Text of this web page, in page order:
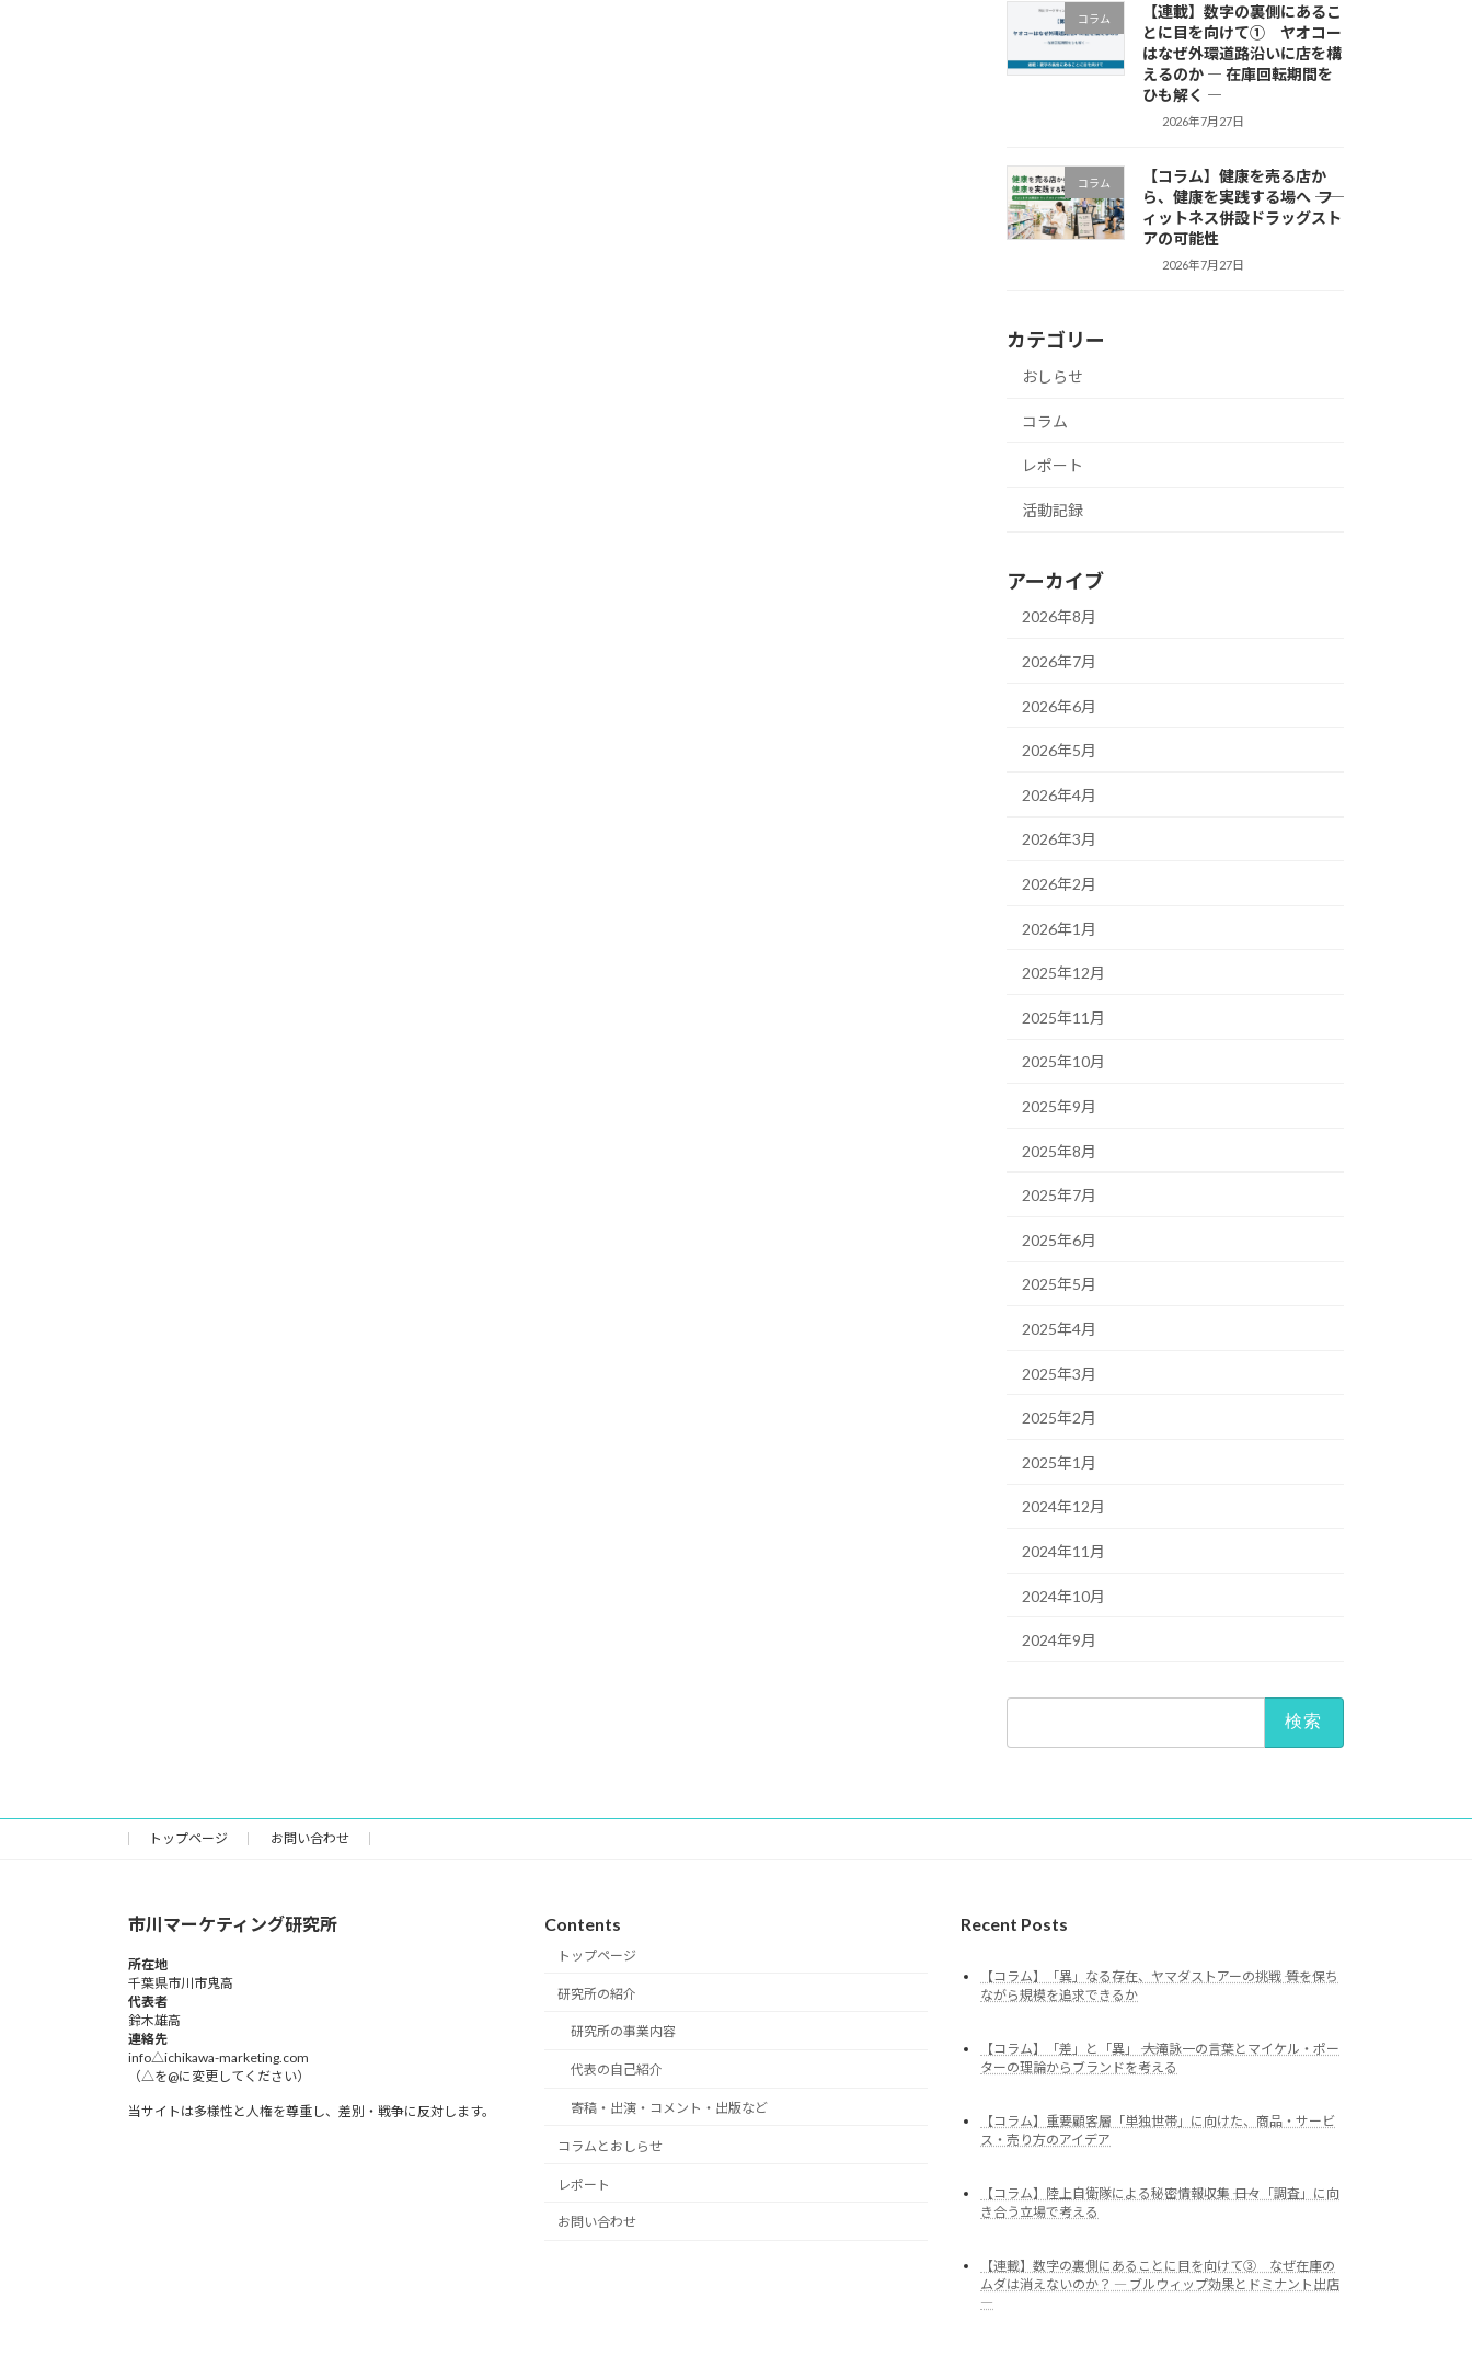
コラム
【連載】数字の裏側にあるこ
とに目を向けて① ヤオコー
はなぜ外環道路沿いに店を構
えるのか ― 在庫回転期間を
ひも解く ―
2026年7月27日
コラム
【コラム】健康を売る店か
ら、健康を実践する場へ ―― フ
ィットネス併設ドラッグスト
アの可能性
2026年7月27日
カテゴリー
おしらせ
コラム
レポート
活動記録
アーカイブ
2026年8月
2026年7月
2026年6月
2026年5月
2026年4月
2026年3月
2026年2月
2026年1月
2025年12月
2025年11月
2025年10月
2025年9月
2025年8月
2025年7月
2025年6月
2025年5月
2025年4月
2025年3月
2025年2月
2025年1月
2024年12月
2024年11月
2024年10月
2024年9月
トップページ お問い合わせ
市川マーケティング研究所
所在地
千葉県市川市鬼高
代表者
鈴木雄高​
連絡先
info△ichikawa-marketing.com
（△を@に変更してください）
当サイトは多様性と人権を尊重し、差別・戦争に反対します。
Contents
トップページ
研究所の紹介
研究所の事業内容
代表の自己紹介
寄稿・出演・コメント・出版など
コラムとおしらせ
レポート
お問い合わせ
Recent Posts
【コラム】「異」なる存在、ヤマダストアーの挑戦 ―― 質を保ち
ながら規模を追求できるか
【コラム】「差」と「異」 ―― 大滝詠一の言葉とマイケル・ポー
ターの理論からブランドを考える
【コラム】重要顧客層「単独世帯」に向けた、商品・サービ
ス・売り方のアイデア
【コラム】陸上自衛隊による秘密情報収集 ―― 日々「調査」に向
き合う立場で考える
【連載】数字の裏側にあることに目を向けて③ なぜ在庫の
ムダは消えないのか？ ― ブルウィップ効果とドミナント出店
―